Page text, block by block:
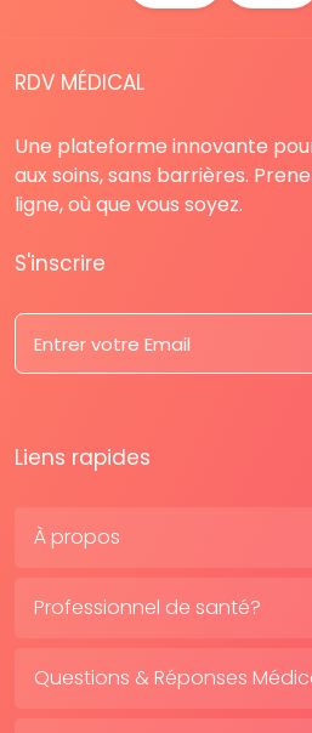
RDV MÉDICAL
Une plateforme innovante
aux soins, sans barrières.
ligne, où que vous soyez.
S'inscrire
Liens rapides
À propos
Professionnel de santé?
Questions & Réponses